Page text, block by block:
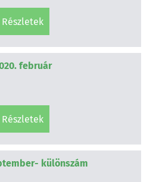
részletek
február
részletek
különszám